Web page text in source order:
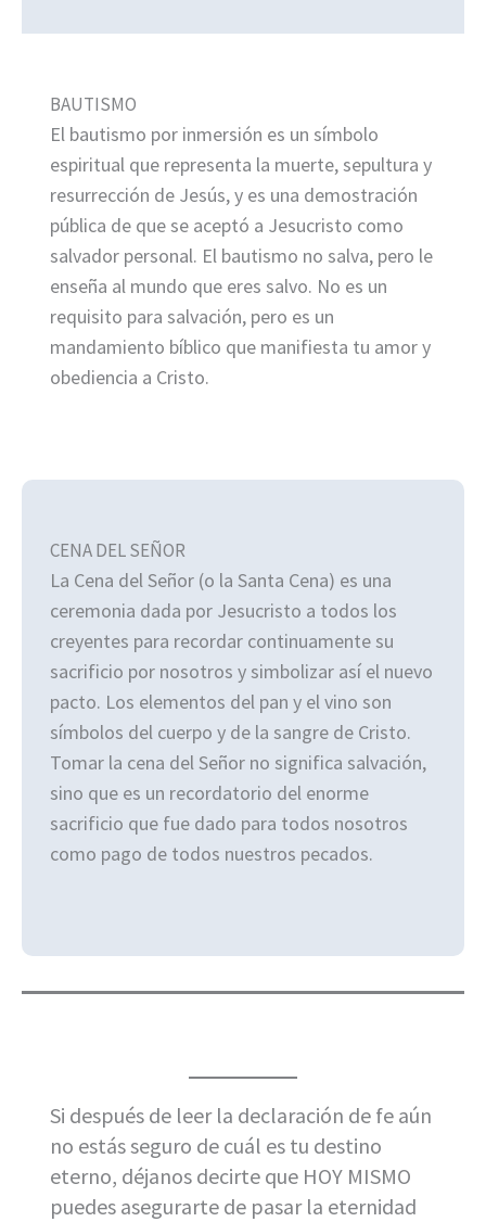
BAUTISMO
El bautismo por inmersión es un símbolo
espiritual que representa la muerte, sepultura y
resurrección de Jesús, y es una demostración
pública de que se aceptó a Jesucristo como
salvador personal. El bautismo no salva, pero le
enseña al mundo que eres salvo. No es un
requisito para salvación, pero es un
mandamiento bíblico que manifiesta tu amor y
obediencia a Cristo.
CENA DEL SEÑOR
La Cena del Señor (o la Santa Cena) es una
ceremonia dada por Jesucristo a todos los
creyentes para recordar continuamente su
sacrificio por nosotros y simbolizar así el nuevo
pacto. Los elementos del pan y el vino son
símbolos del cuerpo y de la sangre de Cristo.
Tomar la cena del Señor no significa salvación,
sino que es un recordatorio del enorme
sacrificio que fue dado para todos nosotros
como pago de todos nuestros pecados.
Si después de leer la declaración de fe aún
no estás seguro de cuál es tu destino
eterno, déjanos decirte que HOY MISMO
puedes asegurarte de pasar la eternidad